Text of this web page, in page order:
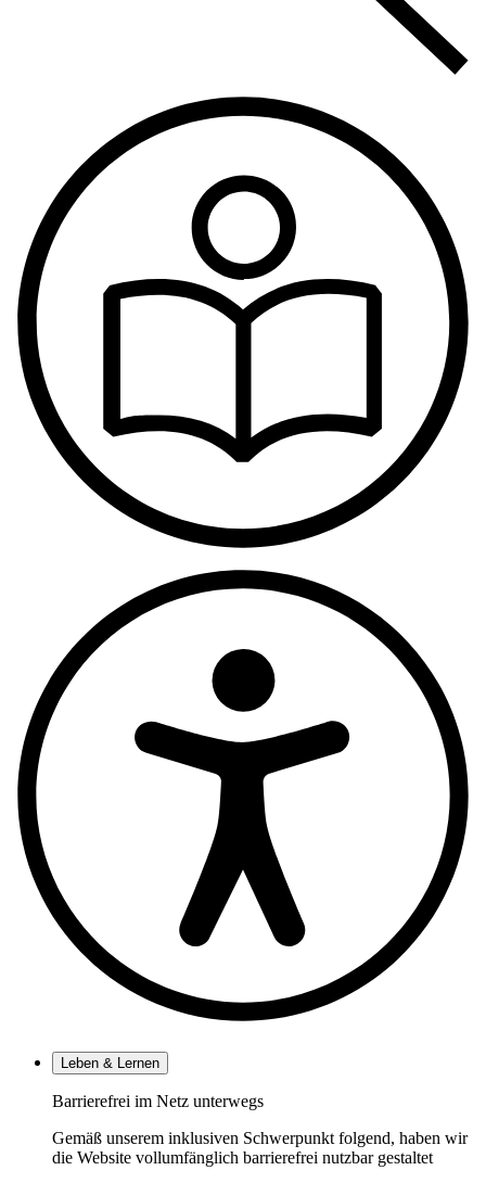
Leben & Lernen
Barrierefrei im Netz unterwegs
Gemäß unserem inklusiven Schwerpunkt folgend, haben wir
die Website vollumfänglich barrierefrei nutzbar gestaltet